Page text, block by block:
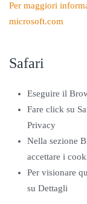
Per maggiori
microsoft.com
Safari
Eseguire il
Fare click su
Privacy
Nella sezione
accettare i
Per visionare
su Dettagli